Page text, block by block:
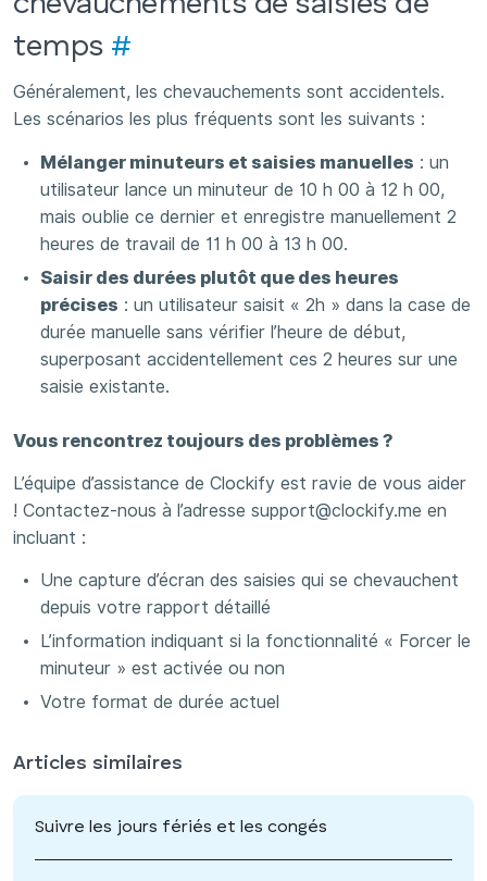
temps #
Généralement, les chevauchements sont accidentels.
Les scénarios les plus fréquents sont les suivants :
Mélanger minuteurs et saisies manuelles : un
utilisateur lance un minuteur de 10 h 00 à 12 h 00,
mais oublie ce dernier et enregistre manuellement 2
heures de travail de 11 h 00 à 13 h 00.
Saisir des durées plutôt que des heures
précises : un utilisateur saisit « 2h » dans la case de
durée manuelle sans vérifier l’heure de début,
superposant accidentellement ces 2 heures sur une
saisie existante.
Vous rencontrez toujours des problèmes ?
L’équipe d’assistance de Clockify est ravie de vous aider
! Contactez-nous à l’adresse support@clockify.me en
incluant :
Une capture d’écran des saisies qui se chevauchent
depuis votre rapport détaillé
L’information indiquant si la fonctionnalité « Forcer le
minuteur » est activée ou non
Votre format de durée actuel
Articles similaires
Suivre les jours fériés et les congés